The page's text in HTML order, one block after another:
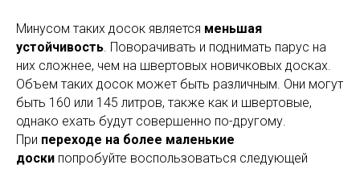
Минусом таких досок является меньшая
устойчивость. Поворачивать и поднимать парус на
них сложнее, чем на швертовых новичковых досках.
Объем таких досок может быть различным. Они могут
быть 160 или 145 литров, также как и швертовые,
однако ехать будут совершенно по-другому.
При переходе на более маленькие
доски попробуйте воспользоваться следующей